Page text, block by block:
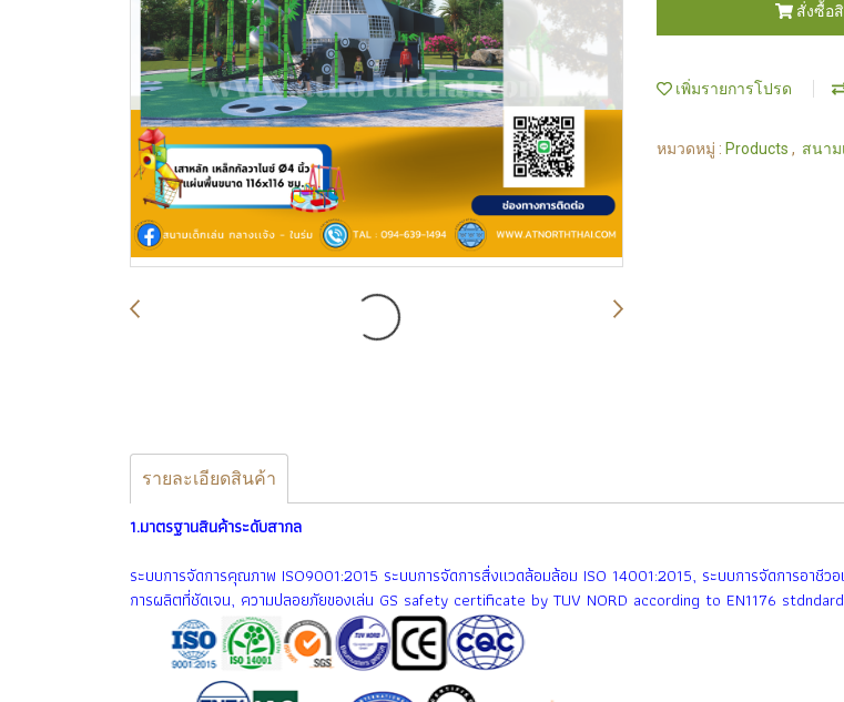
สั่งซื้อ
เพิ่มรายการโปรด
หมวดหมู่ : Products , สนาม
รายละเอียดสินค้า
1.มาตรฐานสินค้าระดับสากล
ระบบการจัดการคุณภาพ ISO9001:2015 ระบบการจัดการสื่งเเวดล้อมล้อม ISO 14001:2015, ระบบการจัดการอาชี
การผลิตที่ชัดเจน, ความปลอยภัยของเล่น GS safety certificate by TUV NORD according to EN1176